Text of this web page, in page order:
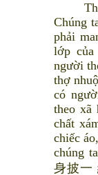
Thứ
Chúng
phải
lớp
người
thợ
có
theo xã
chất
chiếc
chúng
身披一